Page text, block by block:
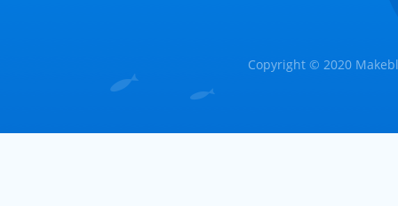
Copyright © 2020